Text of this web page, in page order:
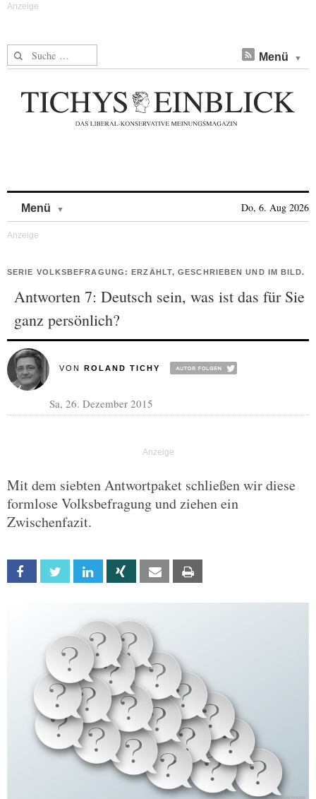
Suche nach: Menü
Menü Do, 6. Aug 2026
SERIE VOLKSBEFRAGUNG: ERZÄHLT, GESCHRIEBEN UND IM BILD.
Antworten 7: Deutsch sein, was ist das für Sie
ganz persönlich?
VON ROLAND TICHY
Sa, 26. Dezember 2015
Mit dem siebten Antwortpaket schließen wir diese
formlose Volksbefragung und ziehen ein
Zwischenfazit.
Facebook Twitter Linkedin Xing Email